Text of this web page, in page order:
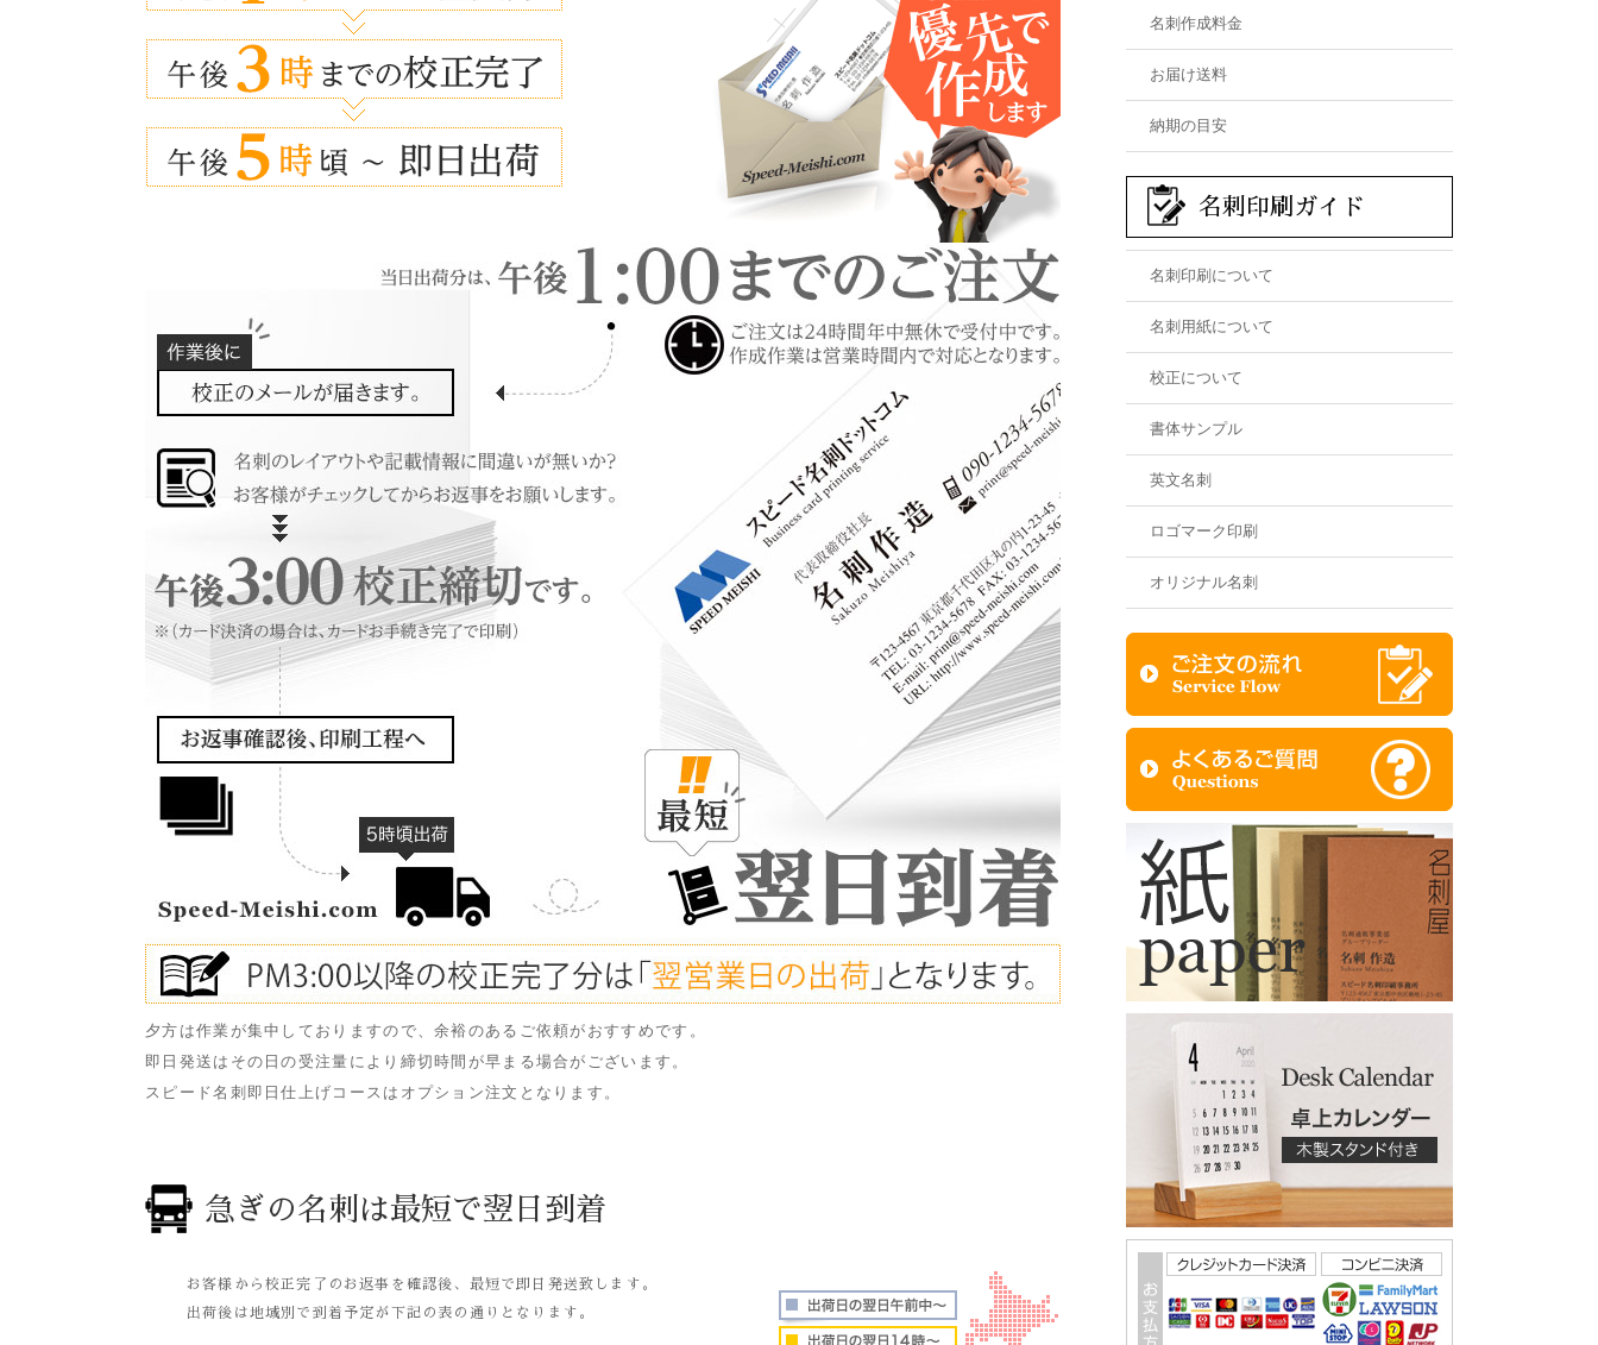
夕方は作業が集中しておりますので、余裕のあるご依頼がおすすめです。
即日発送はその日の受注量により締切時間が早まる場合がございます。
スピード名刺即日仕上げコースはオプション注文となります。
急ぎの名刺は最短で翌日到着
お客様から校正完了のお返事を確認後、最短で即日発送致します。
出荷後は地域別で到着予定が下記の表の通りとなります。
名刺作成料金
お届け送料
納期の目安
名刺印刷ガイド
名刺印刷について
名刺用紙について
校正について
書体サンプル
英文名刺
ロゴマーク印刷
オリジナル名刺